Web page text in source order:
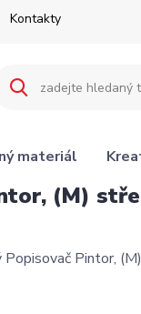
Kontakty
materiál
(M)